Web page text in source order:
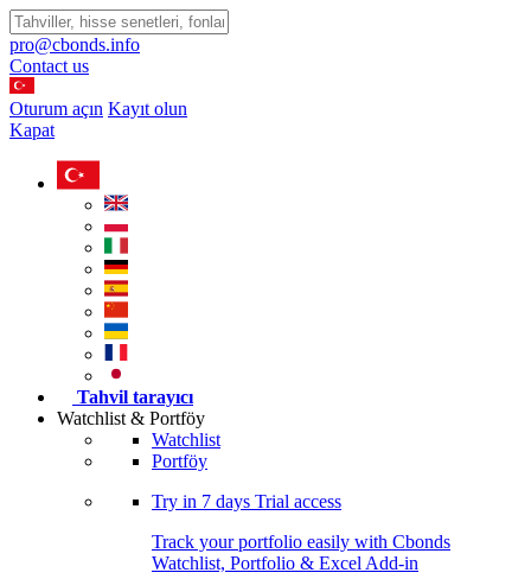
pro@cbonds.info
Contact us
Oturum açın Kayıt olun
Kapat
Tahvil tarayıcı
Watchlist & Portföy
Watchlist
Portföy
Try in 7 days Trial access
Track your portfolio easily with Cbonds
Watchlist, Portfolio & Excel Add-in